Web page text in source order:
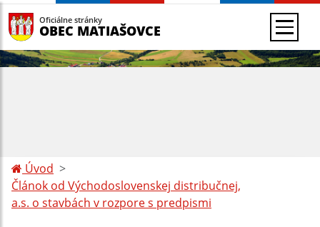
Oficiálne stránky
OBEC MATIAŠOVCE
Úvod
Článok od Východoslovenskej distribučnej,
a.s. o stavbách v rozpore s predpismi